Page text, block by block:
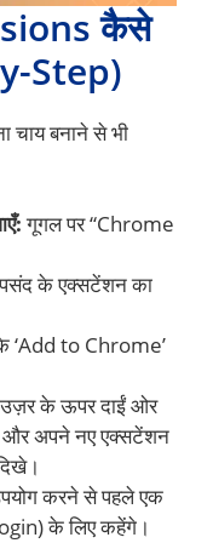
कैसे
Step)
चाय बनाने से भी
गूगल पर “Chrome
पसंद के एक्सटेंशन का
‘Add to Chrome’
के ऊपर दाईं ओर
और अपने नए एक्सटेंशन
करने से पहले एक
के लिए कहेंगे।